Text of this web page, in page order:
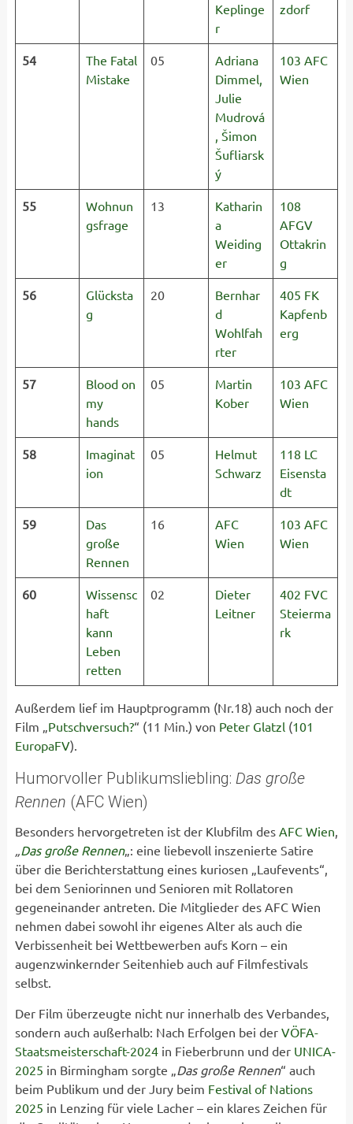
Keplinge
r
zdorf
54
The Fatal
Mistake
05
Adriana
Dimmel,
Julie
Mudrová
, Šimon
Šufliarsk
ý
103 AFC
Wien
55
Wohnun
gsfrage
13
Katharin
a
Weiding
er
108
AFGV
Ottakrin
g
56
Glücksta
g
20
Bernhar
d
Wohlfah
rter
405 FK
Kapfenb
erg
57
Blood on
my
hands
05
Martin
Kober
103 AFC
Wien
58
Imaginat
ion
05
Helmut
Schwarz
118 LC
Eisensta
dt
59
Das
große
Rennen
16
AFC
Wien
103 AFC
Wien
60
Wissensc
haft
kann
Leben
retten
02
Dieter
Leitner
402 FVC
Steierma
rk
Außerdem lief im Hauptprogramm (Nr.18) auch noch der
Film „Putschversuch?“ (11 Min.) von Peter Glatzl(101
EuropaFV).
Humorvoller Publikumsliebling: Das große
Rennen (AFC Wien)
Besonders hervorgetreten ist der Klubfilm des AFC Wien,
„Das große Rennen„: eine liebevoll inszenierte Satire
über die Berichterstattung eines kuriosen „Laufevents“,
bei dem Seniorinnen und Senioren mit Rollatoren
gegeneinander antreten. Die Mitglieder des AFC Wien
nehmen dabei sowohl ihr eigenes Alter als auch die
Verbissenheit bei Wettbewerben aufs Korn – ein
augenzwinkernder Seitenhieb auch auf Filmfestivals
selbst.
Der Film überzeugte nicht nur innerhalb des Verbandes,
sondern auch außerhalb: Nach Erfolgen bei der VÖFA-
Staatsmeisterschaft-2024in Fieberbrunn und der UNICA-
2025 in Birmingham sorgte „Das große Rennen“ auch
beim Publikum und der Jury beim Festival of Nations
2025 in Lenzing für viele Lacher – ein klares Zeichen für